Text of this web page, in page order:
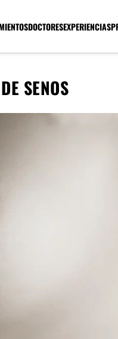
DOCTORESEXPERIENCIAS
SENOS